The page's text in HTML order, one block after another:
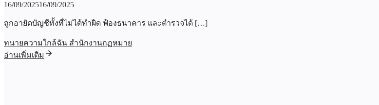
16/09/202516/09/2025
ถูกอายัดบัญชีทั้งที่ไม่ได้ทำผิด ฟ้องธนาคาร และตำรวจได้ […]
ทนายความใกล้ฉัน สำนักงานกฏหมาย
อ่านเพิ่มเติม